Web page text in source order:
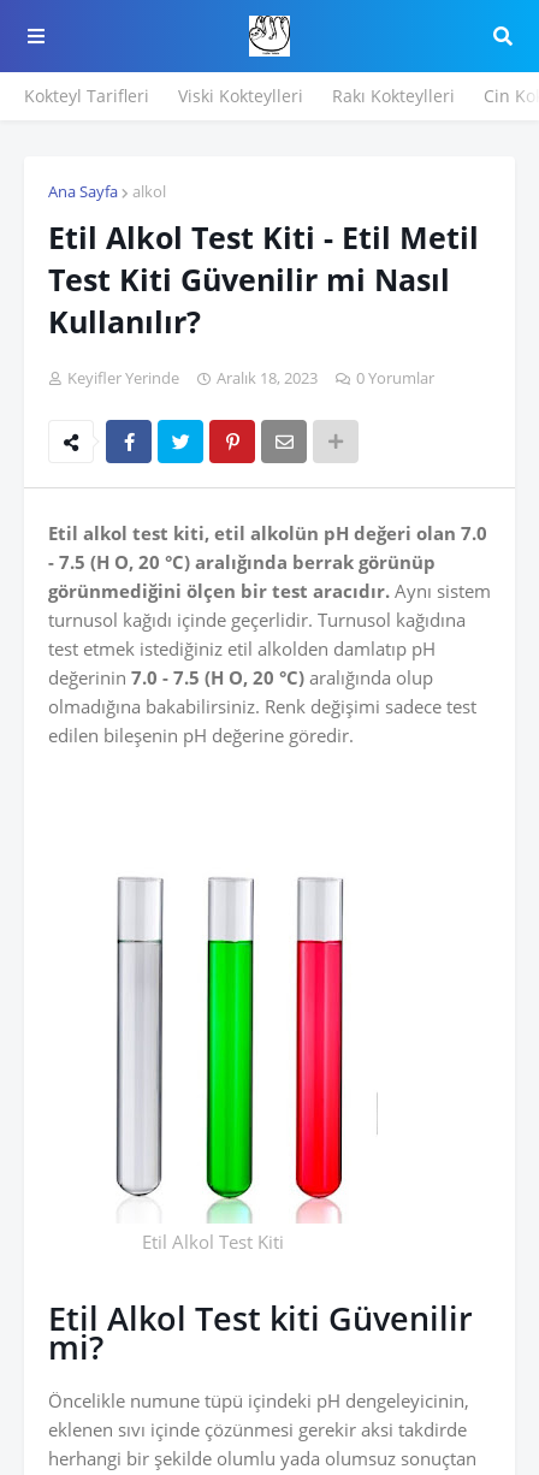
Kokteyl Tarifleri Viski Kokteylleri Rakı Kokteylleri Cin
Ana Sayfa alkol
Etil Alkol Test Kiti - Etil Metil
Test Kiti Güvenilir mi Nasıl
Kullanılır?
Keyifler Yerinde Aralık 18, 2023 0 Yorumlar
Etil alkol test kiti, etil alkolün pH değeri olan 7.0
- 7.5 (H O, 20 °C) aralığında berrak görünüp
görünmediğini ölçen bir test aracıdır. Aynı sistem
turnusol kağıdı içinde geçerlidir. Turnusol kağıdına
test etmek istediğiniz etil alkolden damlatıp pH
değerinin 7.0 - 7.5 (H O, 20 °C) aralığında olup
olmadığına bakabilirsiniz. Renk değişimi sadece test
edilen bileşenin pH değerine göredir.
Etil Alkol Test Kiti
Etil Alkol Test kiti Güvenilir
mi?
Öncelikle numune tüpü içindeki pH dengeleyicinin,
eklenen sıvı içinde çözünmesi gerekir aksi takdirde
herhangi bir şekilde olumlu yada olumsuz sonuçtan